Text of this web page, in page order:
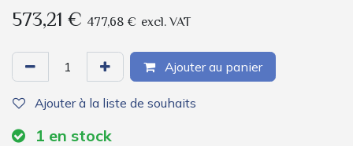
573,21 € 477,68 € excl. VAT
Ajouter au panier
Ajouter à la liste de souhaits
1 en stock